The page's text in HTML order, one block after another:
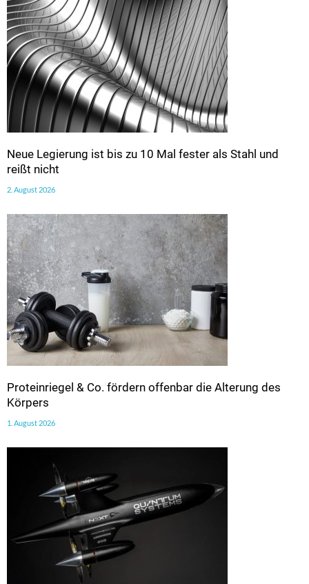
Neue Legierung ist bis zu 10 Mal fester als Stahl und
reißt nicht
2. August 2026
Proteinriegel & Co. fördern offenbar die Alterung des
Körpers
1. August 2026